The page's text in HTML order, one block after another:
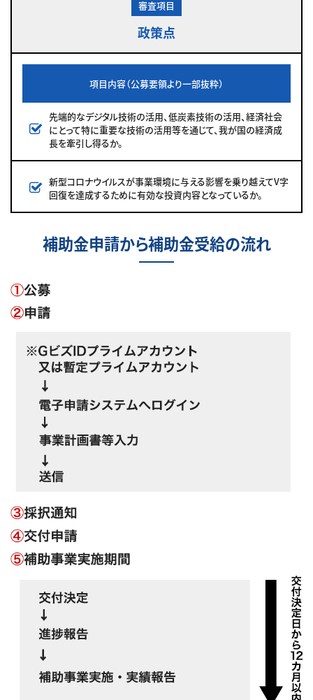
審査項目
政策点
項目内容（公募要領より一部抜粋）
先端的なデジタル技術の活用、低炭素技術の活用、経済社会
にとって特に重要な技術の活用等を通じて、我が国の経済成
長を牽引し得るか。
新型コロナウイルスが事業環境に与える影響を乗り越えてV字
回復を達成するために有効な投資内容となっているか。
補助金申請から補助金受給の流れ